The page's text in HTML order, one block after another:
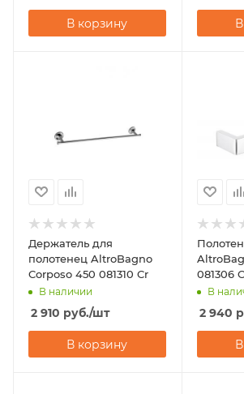
В корзину
Держатель для
полотенец AltroBagno
Corposo 450 081310 Cr
В наличии
2 910 руб./шт
В корзину
081306
В
2 940